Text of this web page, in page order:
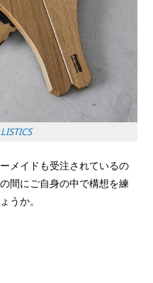
メイドも受注されているの
間にご自身の中で構想を練
うか。